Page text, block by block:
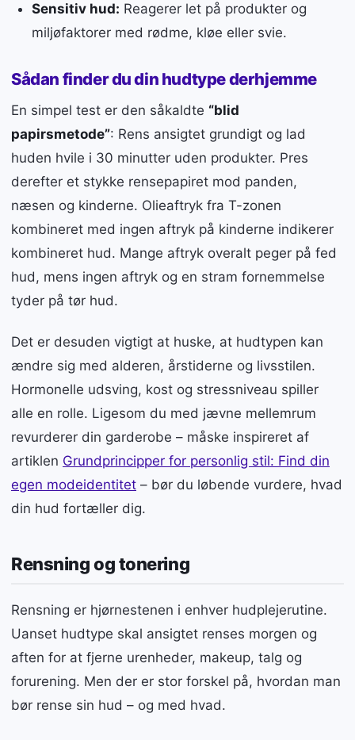
Sensitiv hud: Reagerer let på produkter og
miljøfaktorer med rødme, kløe eller svie.
Sådan finder du din hudtype derhjemme
En simpel test er den såkaldte “blid
papirsmetode”: Rens ansigtet grundigt og lad
huden hvile i 30 minutter uden produkter. Pres
derefter et stykke rensepapiret mod panden,
næsen og kinderne. Olieaftryk fra T-zonen
kombineret med ingen aftryk på kinderne indikerer
kombineret hud. Mange aftryk overalt peger på fed
hud, mens ingen aftryk og en stram fornemmelse
tyder på tør hud.
Det er desuden vigtigt at huske, at hudtypen kan
ændre sig med alderen, årstiderne og livsstilen.
Hormonelle udsving, kost og stressniveau spiller
alle en rolle. Ligesom du med jævne mellemrum
revurderer din garderobe – måske inspireret af
artiklen Grundprincipper for personlig stil: Find din
egen modeidentitet – bør du løbende vurdere, hvad
din hud fortæller dig.
Rensning og tonering
Rensning er hjørnestenen i enhver hudplejerutine.
Uanset hudtype skal ansigtet renses morgen og
aften for at fjerne urenheder, makeup, talg og
forurening. Men der er stor forskel på, hvordan man
bør rense sin hud – og med hvad.